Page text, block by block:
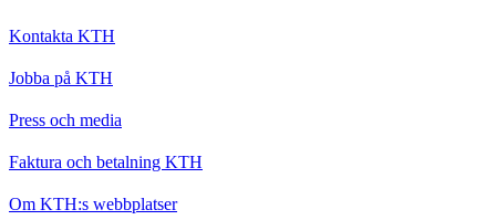
Kontakta KTH
Jobba på KTH
Press och media
Faktura och betalning KTH
Om KTH:s webbplatser